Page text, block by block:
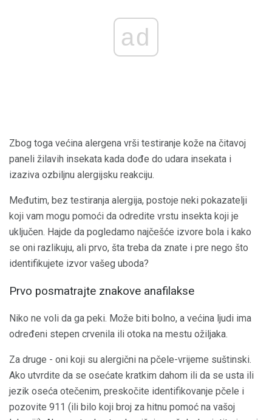
ad
Zbog toga većina alergena vrši testiranje kože na čitavoj
paneli žilavih insekata kada dođe do udara insekata i
izaziva ozbiljnu alergijsku reakciju.
Međutim, bez testiranja alergija, postoje neki pokazatelji
koji vam mogu pomoći da odredite vrstu insekta koji je
uključen. Hajde da pogledamo najčešće izvore bola i kako
se oni razlikuju, ali prvo, šta treba da znate i pre nego što
identifikujete izvor vašeg uboda?
Prvo posmatrajte znakove anafilakse
Niko ne voli da ga peki. Može biti bolno, a većina ljudi ima
određeni stepen crvenila ili otoka na mestu ožiljaka.
Za druge - oni koji su alergični na pčele-vrijeme suštinski.
Ako utvrdite da se osećate kratkim dahom ili da se usta ili
jezik oseća otečenim, preskočite identifikovanje pčele i
pozovite 911 (ili bilo koji broj za hitnu pomoć na vašoj